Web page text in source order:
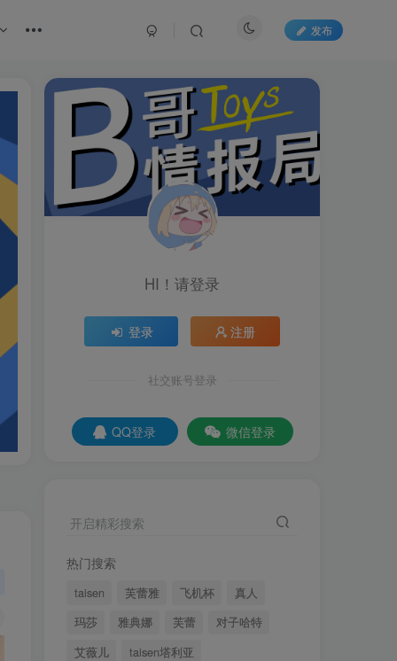
发布
HI！请登录
登录 注册
社交账号登录
QQ登录 微信登录
开启精彩搜索
热门搜索
taisen 芙蕾雅 飞机杯
真人
玛莎
雅典娜 芙蕾
对子哈特
艾薇儿
taisen塔利亚